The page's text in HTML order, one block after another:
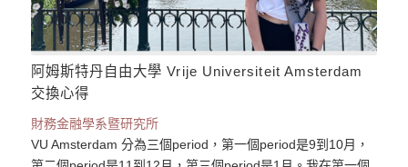
阿姆斯特丹自由大學 Vrije Universiteit Amsterdam
交換心得
財務金融學系暨研究所
VU Amsterdam 分為三個period，第一個period是9到10月，